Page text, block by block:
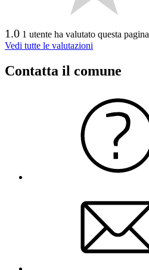
1.0 1 utente ha valutato questa pagina
Vedi tutte le valutazioni
Contatta il comune